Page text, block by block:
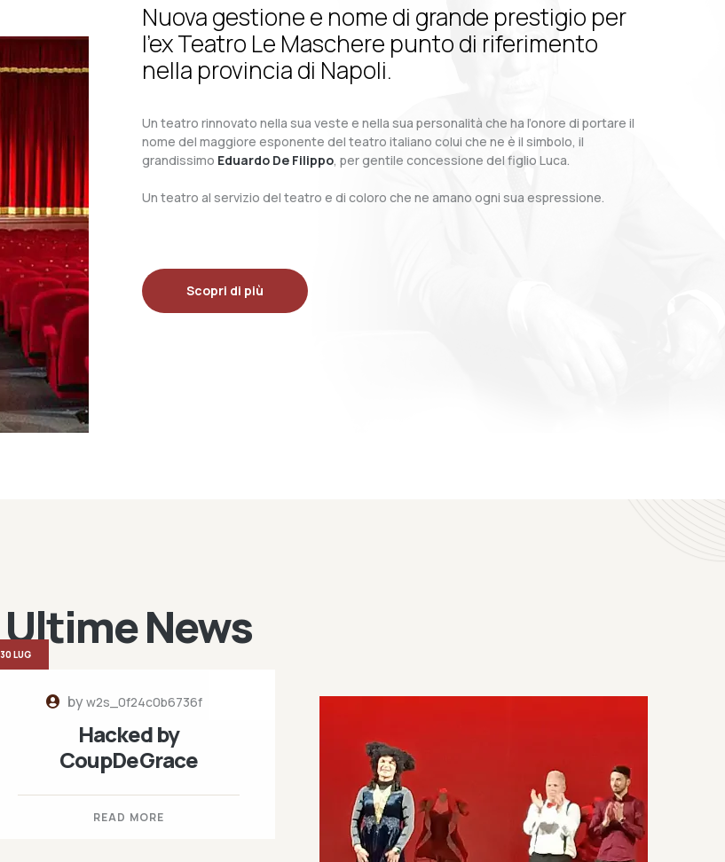
Nuova gestione e nome di grande prestigio per
l’ex Teatro Le Maschere punto di riferimento
nella provincia di Napoli.
Un teatro rinnovato nella sua veste e nella sua personalità che ha l’onore di portare il
nome del maggiore esponente del teatro italiano colui che ne è il simbolo, il
grandissimo Eduardo De Filippo, per gentile concessione del figlio Luca.
Un teatro al servizio del teatro e di coloro che ne amano ogni sua espressione.
Scopri di più
Ultime News
byw2s_0f24c0b6736f
Hacked by
CoupDeGrace
READ MORE
30 LUG